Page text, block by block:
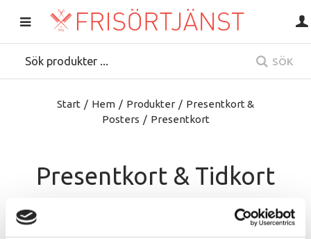
SÖK
Start / Hem / Produkter / Presentkort &
Posters / Presentkort
Presentkort & Tidkort